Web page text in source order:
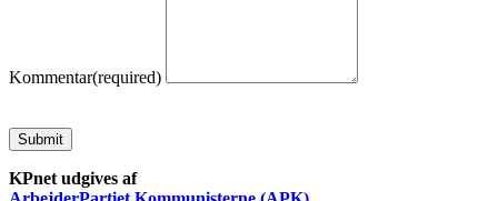
Kommentar(required)
Submit
KPnet udgives af